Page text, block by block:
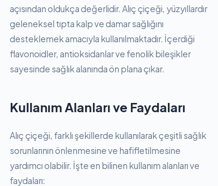
açısından oldukça değerlidir. Alıç çiçeği, yüzyıllardır
geleneksel tıpta kalp ve damar sağlığını
desteklemek amacıyla kullanılmaktadır. İçerdiği
flavonoidler, antioksidanlar ve fenolik bileşikler
sayesinde sağlık alanında ön plana çıkar.
Kullanım Alanları ve Faydaları
Alıç çiçeği, farklı şekillerde kullanılarak çeşitli sağlık
sorunlarının önlenmesine ve hafifletilmesine
yardımcı olabilir. İşte en bilinen kullanım alanları ve
faydaları: